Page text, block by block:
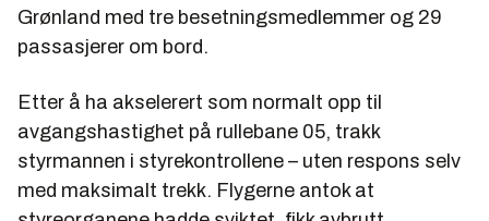
Grønland med tre besetningsmedlemmer og 29
passasjerer om bord.
Etter å ha akselerert som normalt opp til
avgangshastighet på rullebane 05, trakk
styrmannen i styrekontrollene – uten respons selv
med maksimalt trekk. Flygerne antok at